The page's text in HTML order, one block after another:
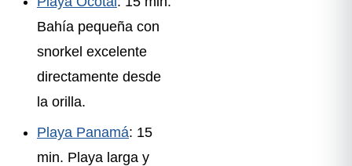
Bahía pequeña con
snorkel excelente
directamente desde
la orilla.
Playa Panamá: 15
min. Playa larga y